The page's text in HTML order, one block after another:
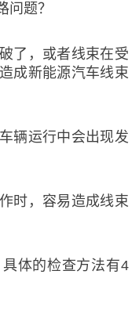
问题？
了，或者线束在受
成新能源汽车线束
辆运行中会出现发
时，容易造成线束
体的检查方法有4